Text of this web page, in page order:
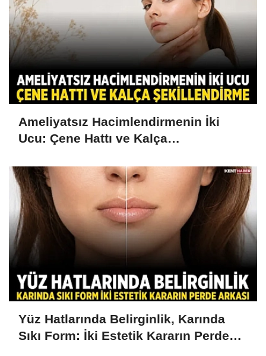
Ameliyatsız Hacimlendirmenin İki
Ucu: Çene Hattı ve Kalça
Yüz Hatlarında Belirginlik, Karında
Sıkı Form: İki Estetik Kararın Perde